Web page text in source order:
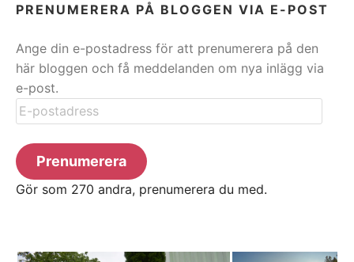
PRENUMERERA PÅ BLOGGEN VIA E-POST
Ange din e-postadress för att prenumerera på den
här bloggen och få meddelanden om nya inlägg via
e-post.
E-
postadress
Prenumerera
Gör som 270 andra, prenumerera du med.